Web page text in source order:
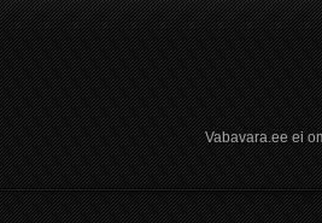
Vabavara.ee ei